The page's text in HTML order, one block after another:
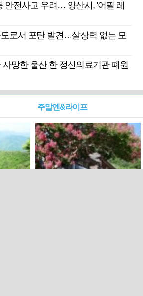
안전사고 우려… 양산시, '어필 레
로서 포탄 발견…살상력 없는 모
망한 울산 한 정신의료기관 폐원
주말엔&라이프